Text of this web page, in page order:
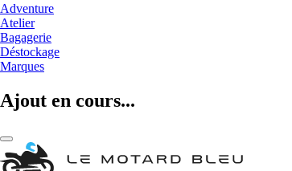
Adventure
Atelier
Bagagerie
Déstockage
Marques
Ajout en cours...